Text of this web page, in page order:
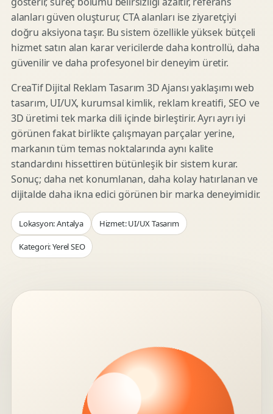
alanları güven oluşturur, CTA alanları ise ziyaretçiyi
doğru aksiyona taşır. Bu sistem özellikle yüksek bütçeli
hizmet satın alan karar vericilerde daha kontrollü, daha
güvenilir ve daha profesyonel bir deneyim üretir.
CreaTif Dijital Reklam Tasarım 3D Ajansı yaklaşımı web
tasarım, UI/UX, kurumsal kimlik, reklam kreatifi, SEO ve
3D üretimi tek marka dili içinde birleştirir. Ayrı ayrı iyi
görünen fakat birlikte çalışmayan parçalar yerine,
markanın tüm temas noktalarında aynı kalite
standardını hissettiren bütünleşik bir sistem kurar.
Sonuç; daha net konumlanan, daha kolay hatırlanan ve
dijitalde daha ikna edici görünen bir marka deneyimidir.
Lokasyon: Antalya Hizmet: UI/UX Tasarım
Kategori: Yerel SEO